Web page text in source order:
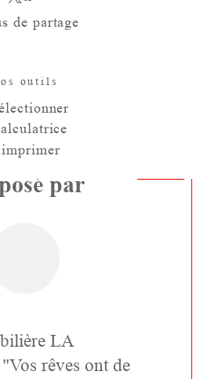
de partage
outils
imprimer
vous est
par
LA
rêves ont de